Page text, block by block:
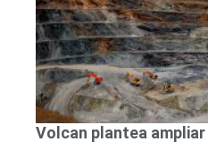
Volcan plantea